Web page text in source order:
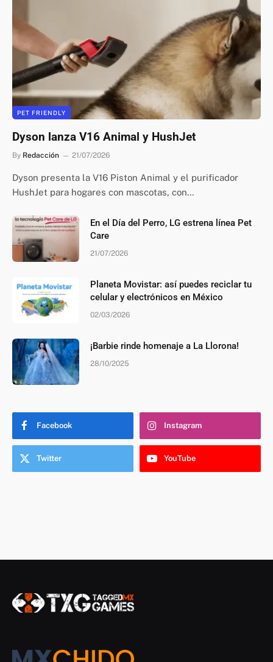
PET FRIENDLY
Dyson lanza V16 Animal y HushJet
By Redacción 21/07/2026
Dyson presenta la V16 Piston Animal y el purificador
HushJet para hogares con mascotas, con…
En el Día del Perro, LG estrena línea Pet
Care
21/07/2026
Planeta Movistar: así puedes reciclar tu
celular y electrónicos en México
02/03/2026
¡Barbie rinde homenaje a La Llorona!
28/10/2025
Facebook Instagram
Twitter YouTube